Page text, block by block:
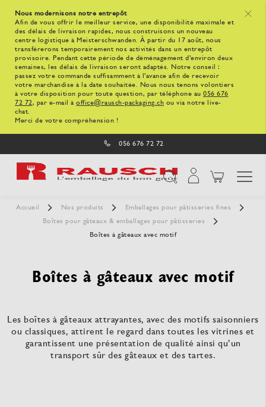
x
Nous modernisons notre entrepôt
Afin de vous offrir le meilleur service, une disponibilité maximale et
des délais de livraison rapides, nous construisons un nouveau
centre logistique à Meisterschwanden. À partir du 17 août, nous
transférerons temporairement nos activités dans un entrepôt
provisoire. Pendant cette période de déménagement d'environ deux
semaines, les délais de livraison seront adaptés. Notre conseil :
passez votre commande suffisamment à l'avance afin de recevoir
votre marchandise à la date souhaitée. Nous nous tenons volontiers
à votre disposition pour toute question, par téléphone au 056 676
72 72, par e-mail à office@rausch-packaging.ch ou via notre live-
chat.
Merci de votre compréhension !
056 676 72 72
Accueil Nos produits
Emballages pour pâtisseries fines
Boîtes pour gâteaux & emballages pour pâtisseries
Boîtes à gâteaux avec motif
Boîtes à gâteaux avec motif
Les boîtes à gâteaux attrayantes, avec des motifs saisonniers
ou classiques, attirent le regard dans toutes les vitrines et
garantissent une présentation de qualité ainsi qu’un
transport sûr des gâteaux et des tartes.